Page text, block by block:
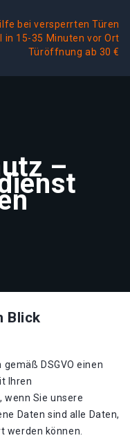
bei versperrten Türen
in 15-35 Minuten vor Ort
Türöffnung ab 30 €
–
Blick
DSGVO einen
Ihren
wenn Sie unsere
Daten sind alle Daten,
werden können.